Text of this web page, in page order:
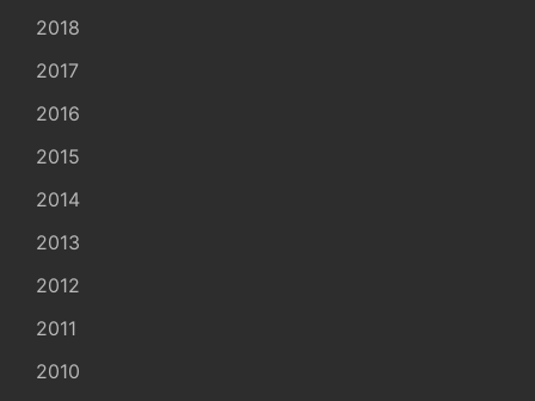
2018
2017
2016
2015
2014
2013
2012
2011
2010